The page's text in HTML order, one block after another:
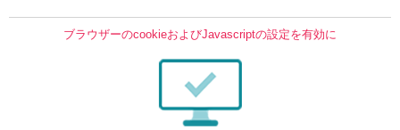
ブラウザーのcookieおよびJavascriptの設定を有効に